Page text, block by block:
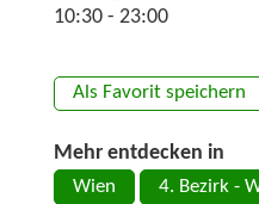
10:30 - 23:00
Als Favorit speichern
Mehr entdecken in
Wien 4. Bezirk -